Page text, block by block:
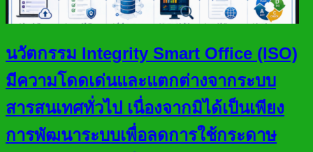
นวัตกรรม Integrity Smart Office (ISO)
มีความโดดเด่นและแตกต่างจากระบบ
สารสนเทศทั่วไป เนื่องจากมิได้เป็นเพียง
การพัฒนาระบบเพื่อลดการใช้กระดาษ